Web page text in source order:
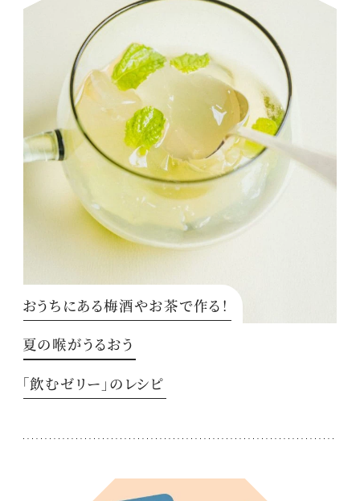
おうちにある梅酒やお茶で作る！
夏の喉がうるおう
「飲むゼリー」のレシピ